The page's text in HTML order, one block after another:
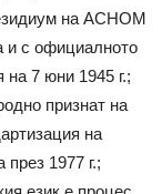
на АСНОМ
и с официалното
7 юни 1945 г.;
признат на
на
1977 г.;